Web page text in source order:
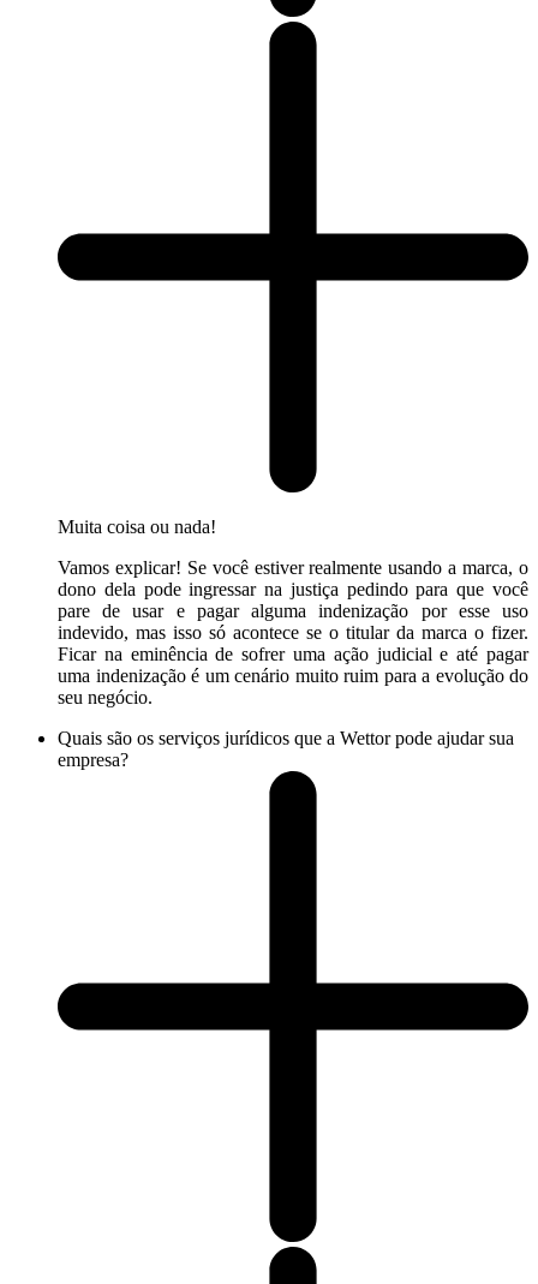
Muita coisa ou nada!
Vamos explicar! Se você estiver realmente usando a marca, o
dono dela pode ingressar na justiça pedindo para que você
pare de usar e pagar alguma indenização por esse uso
indevido, mas isso só acontece se o titular da marca o fizer.
Ficar na eminência de sofrer uma ação judicial e até pagar
uma indenização é um cenário muito ruim para a evolução do
seu negócio.
Quais são os serviços jurídicos que a Wettor pode ajudar sua
empresa?